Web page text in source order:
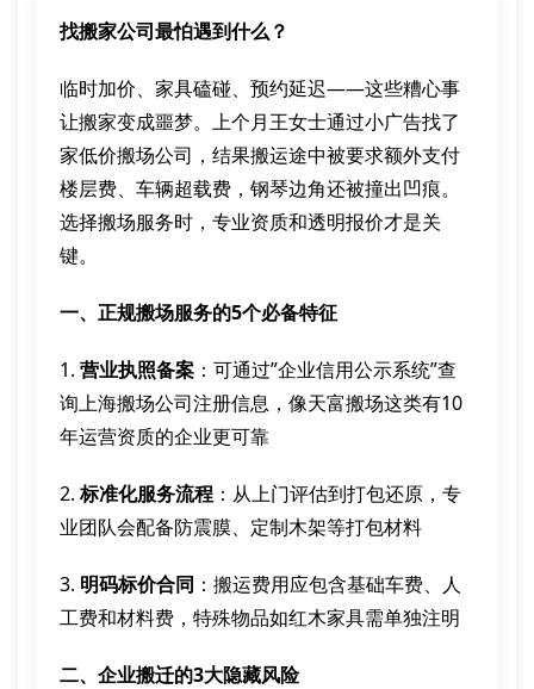
找搬家公司最怕遇到什么？
临时加价、家具磕碰、预约延迟——这些糟心事
让搬家变成噩梦。上个月王女士通过小广告找了
家低价搬场公司，结果搬运途中被要求额外支付
楼层费、车辆超载费，钢琴边角还被撞出凹痕。
选择搬场服务时，专业资质和透明报价才是关
键。
一、正规搬场服务的5个必备特征
1. 营业执照备案 ：可通过”企业信用公示系统”查
询上海搬场公司注册信息，像天富搬场这类有10
年运营资质的企业更可靠
2. 标准化服务流程 ：从上门评估到打包还原，专
业团队会配备防震膜、定制木架等打包材料
3. 明码标价合同 ：搬运费用应包含基础车费、人
工费和材料费，特殊物品如红木家具需单独注明
二、企业搬迁的3大隐藏风险